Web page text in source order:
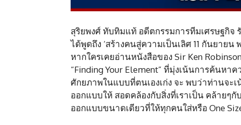
สุริยพงศ์ ทับทิมแท้ อดีตกรรมการทีมเศรษฐกิจ
ได้พูดถึง ‘สร้างคนสู่ความเป็นเลิศ​​​​ 11 กันยายน
หากใครเคยอ่านหนังสือของ Sir Ken
“Finding Your Element” ที่มุ่งเน้นการค้นห
ศักยภาพในแบบที่ตนเองเก่ง จะ พบว่าท่านจะ
ออกแบบให้ สอดคล้องกับสิ่งที่เราเป็น คล้ายๆ
ออกแบบขนาดเดียวที่ให้ทุกคนใส่หรือ One